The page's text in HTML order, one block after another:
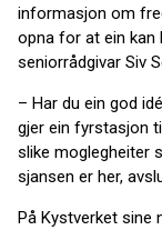
informasjon om
opna for at ein kan
seniorrådgivar Siv
– Har du ein god
gjer ein fyrstasjon
slike moglegheiter
sjansen er her,
På Kystverket sine